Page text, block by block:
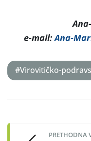
e-mail:Ana-
#Virovitičko-
navigation
PRETHODNA